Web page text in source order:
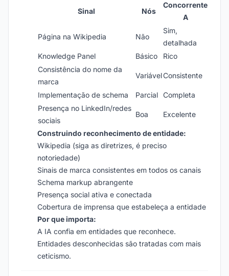
Sinal Nós
Concorrente
A
Página na Wikipedia Não
Sim,
detalhada
Knowledge Panel
Básico
Rico
Consistência do nome da
marca
VariávelConsistente
Implementação de schema Parcial Completa
Presença no LinkedIn/redes
sociais
Boa Excelente
Construindo reconhecimento de entidade:
Wikipedia (siga as diretrizes, é preciso
notoriedade)
Sinais de marca consistentes em todos os canais
Schema markup abrangente
Presença social ativa e conectada
Cobertura de imprensa que estabeleça a entidade
Por que importa:
A IA confia em entidades que reconhece.
Entidades desconhecidas são tratadas com mais
ceticismo.